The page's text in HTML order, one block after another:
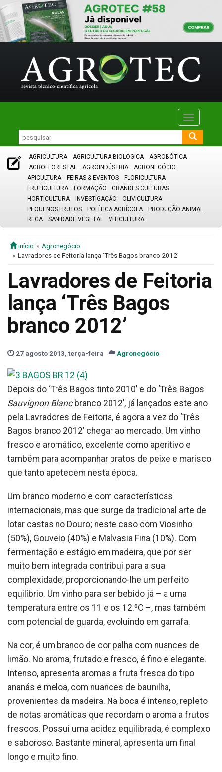
Toggle
AGRICULTURA AGRICULTURA BIOLÓGICA
AGROBÓTICA
AGROFLORESTAL
AGROINDÚSTRIA
AGRONEGÓCIO
APICULTURA
FEIRAS & EVENTOS
FLORICULTURA
FRUTICULTURA
FORMAÇÃO
GRANDES CULTURAS
HORTICULTURA
INVESTIGAÇÃO
OLIVICULTURA
PEQUENOS FRUTOS
POLÍTICA AGRÍCOLA
PRODUÇÃO ANIMAL
REGA
SANIDADE VEGETAL VITICULTURA
início
Agronegócio
Lavradores de Feitoria lança ‘Três Bagos branco 2012’
Lavradores de Feitoria
lança ‘Três Bagos
branco 2012’
27 agosto 2013, terça-feira Agronegócio
Depois do ‘Três Bagos tinto 2010’ e do ‘Três Bagos
Sauvignon Blancbranco 2012’, já lançados este ano
pela Lavradores de Feitoria, é agora a vez do ‘Três
Bagos branco 2012’ chegar ao mercado. Um vinho
fresco e aromático, excelente como aperitivo e
também para acompanhar pratos de peixe e marisco
que tanto apetecem nesta época.
Um branco moderno e com características
internacionais, mas que surge da tradicional arte de
lotar castas no Douro; neste caso com Viosinho
(50%), Gouveio (40%) e Malvasia Fina (10%). Com
fermentação e estágio em madeira, que por ser
muito bem integrada contribui para a sua
complexidade, proporcionando-lhe um perfeito
equilíbrio. Um vinho para ser bebido já – a uma
temperatura entre os 11 e os 12.ºC –, mas também
com potencial de guarda, evoluindo em garrafa.
Na cor, é um branco de cor palha com nuances de
limão. No aroma, frutado e fresco, é fino e elegante.
Intenso, apresenta aromas a fruta fresca do tipo
ananás e meloa, com nuances de baunilha,
provenientes da madeira. Na boca é intenso, repleto
de notas aromáticas que recordam o aroma a frutos
frescos. Possui uma acidez equilibrada, é complexo
e saboroso. Bastante mineral, apresenta um final
longo e muito fino.